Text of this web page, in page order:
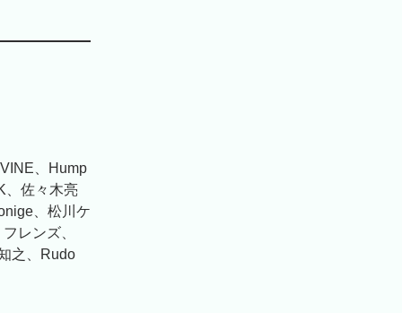
、Hump
、佐々木亮
、松川ケ
レンズ、
之、Rudo